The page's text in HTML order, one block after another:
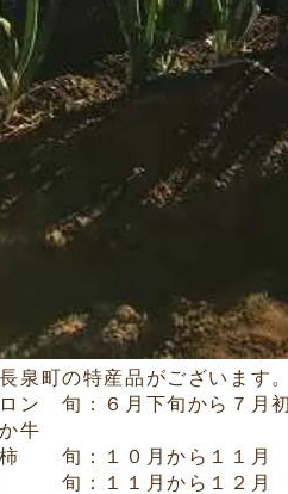
泉町の特産品がございます。
ロン 旬：６月下旬から７月
牛
柿 旬：１０月から１１月
旬：１１月から１２月